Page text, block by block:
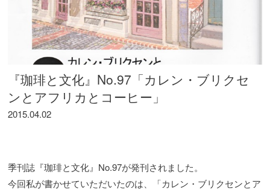
『珈琲と文化』No.97「カレン・ブリクセ
ンとアフリカとコーヒー」
2015.04.02
季刊誌『珈琲と文化』No.97が発刊されました。
今回私が書かせていただいたのは、「カレン・ブリクセンとア